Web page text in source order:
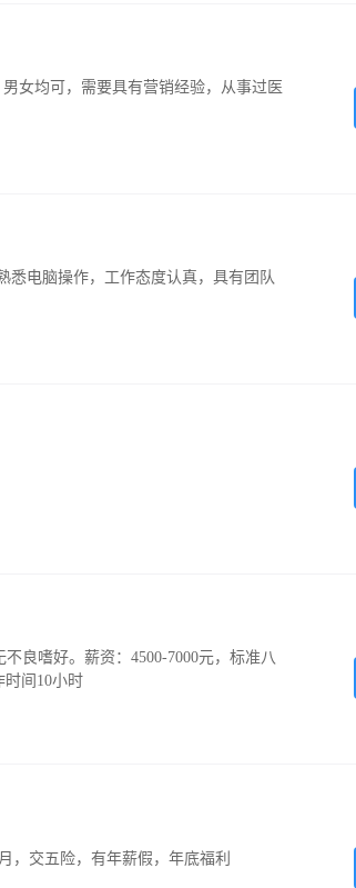
女均可，需要具有营销经验，从事过医
悉电脑操作，工作态度认真，具有团队
良嗜好。薪资：4500-7000元，标准八
时间10小时
，交五险，有年薪假，年底福利